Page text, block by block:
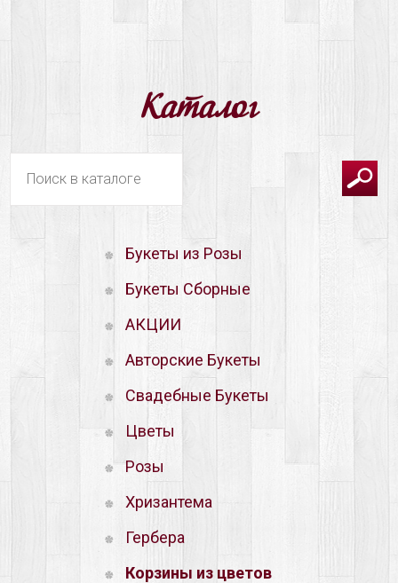
Каталог
Букеты из Розы
Букеты Сборные
АКЦИИ
Авторские Букеты
Свадебные Букеты
Цветы
Розы
Хризантема
Гербера
Корзины из цветов